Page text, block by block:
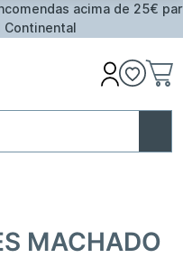
acima de 25€ para
MACHADO